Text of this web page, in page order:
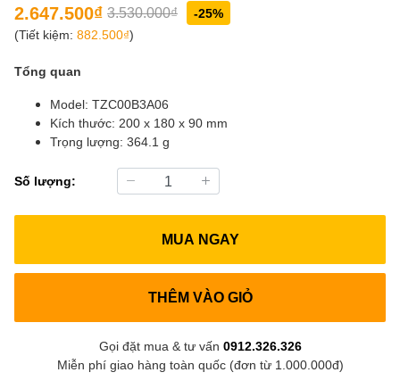
2.647.500₫ 3.530.000₫
-25%
(Tiết kiệm: 882.500₫)
Tổng quan
Model: TZC00B3A06
Kích thước: 200 x 180 x 90 mm
Trọng lượng: 364.1 g
Số lượng:
MUA NGAY
THÊM VÀO GIỎ
Gọi đặt mua & tư vấn 0912.326.326
Miễn phí giao hàng toàn quốc (đơn từ 1.000.000đ)